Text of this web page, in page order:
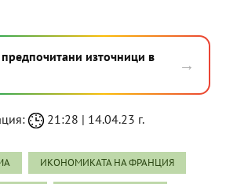
източници в
→
21:28 | 14.04.23 г.
ИКОНОМИКАТА НА ФРАНЦИЯ